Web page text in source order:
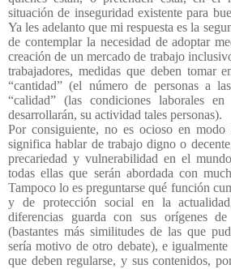
situación de inseguridad existente para
Ya les adelanto que mi respuesta es la
de contemplar la necesidad de adoptar
creación de un mercado de trabajo
trabajadores, medidas que deben tomar
“cantidad” (el número de personas a
“calidad” (las condiciones laborales
desarrollarán, su actividad tales personas).
Por consiguiente, no es ocioso en modo
significa hablar de trabajo digno o
precariedad y vulnerabilidad en el
todas ellas que serán abordada con
Tampoco lo es preguntarse qué función
y de protección social en la
diferencias guarda con sus orígenes
(bastantes más similitudes de las que
sería motivo de otro debate), e
que deben regularse, y sus contenidos,